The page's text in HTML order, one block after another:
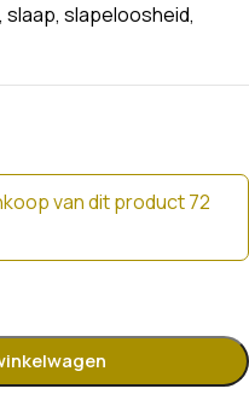
, slaap, slapeloosheid,
van dit product 72